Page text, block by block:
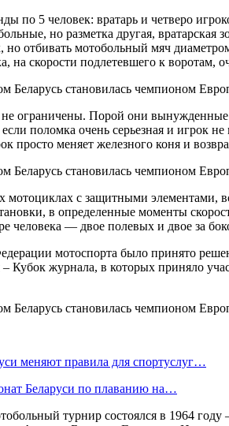
по 5 человек: вратарь и четверо
но разметка другая, вратарская
но отбивать мотобольный мяч
на скорости подлетевшего к воротам,
ограничены. Порой они вынужденные
поломка очень серьезная и игрок
просто меняет железного коня и
мотоциклах с защитными элементами,
в определенные моменты
человека — двое полевых и двое за
мотоспорта было принято
Кубок журнала, в которых приняло
меняют правила для спортуслуг…
Беларуси по плаванию на…
турнир состоялся в 1964